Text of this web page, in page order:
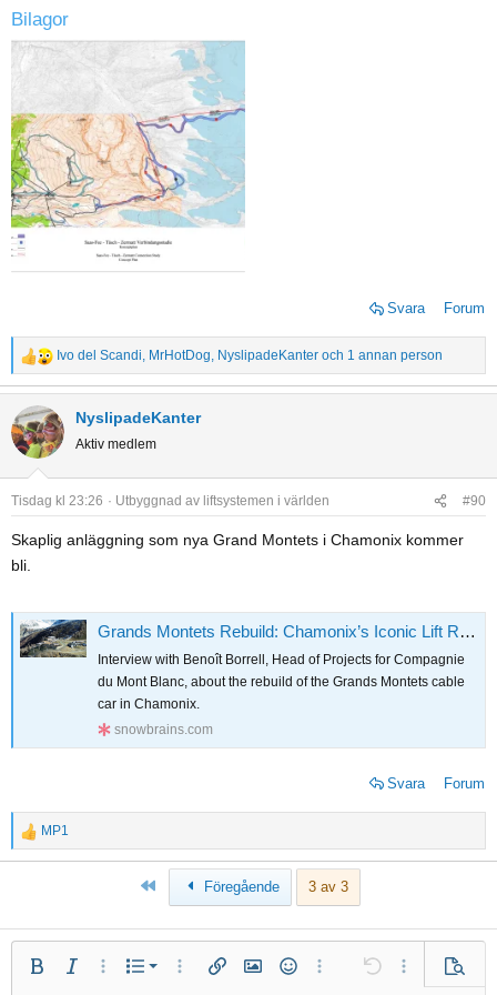
Bilagor
Svara Forum
R
e
a
c
t
i
o
n
s
:
Ivo del Scandi, MrHotDog, NyslipadeKanter och 1 annan person
NyslipadeKanter
Aktiv medlem
Tisdag kl 23:26 Utbyggnad av liftsystemen i världen #90
Skaplig anläggning som nya Grand Montets i Chamonix kommer
bli.
Grands Montets Rebuild: Chamonix’s Iconic Lift Returns with State-of-the-Art 3S System
Interview with Benoît Borrell, Head of Projects for Compagnie
du Mont Blanc, about the rebuild of the Grands Montets cable
car in Chamonix.
snowbrains.com
Svara Forum
R
e
t
MP1
Först Föregående 3 av 3
Fet KursivFler alternativ...
Lista
Numrerad lista
Fler alternativ...
Infoga länk
Infoga bild
SmiliesFler alternativ...
ÅngraFler